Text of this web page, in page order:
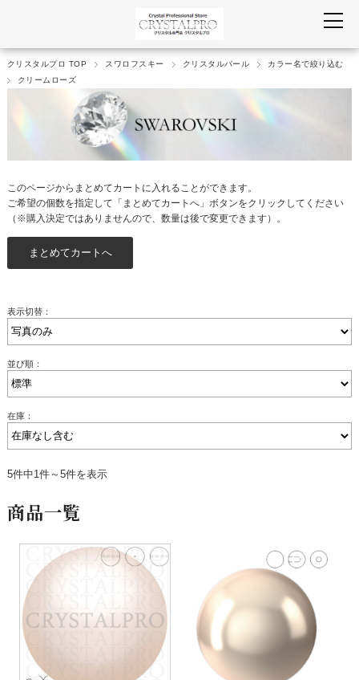
クリスタルプロ TOP スワロフスキー クリスタルパール
カラー名で絞り込む
クリームローズ
このページからまとめてカートに入れることができます。
ご希望の個数を指定して「まとめてカートへ」ボタンをクリックしてください
（※購入決定ではありませんので、数量は後で変更できます）。
表示切替：
並び順：
在庫：
5件中1件～5件を表示
商品一覧